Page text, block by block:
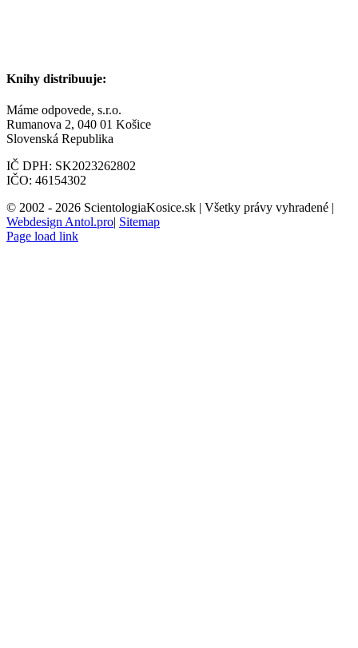
Knihy distribuuje:
Máme odpovede, s.r.o.
Rumanova 2, 040 01 Košice
Slovenská Republika
IČ DPH: SK2023262802
IČO: 46154302
© 2002 - 2026 ScientologiaKosice.sk | Všetky právy vyhradené |
Webdesign Antol.pro| Sitemap
Page load link